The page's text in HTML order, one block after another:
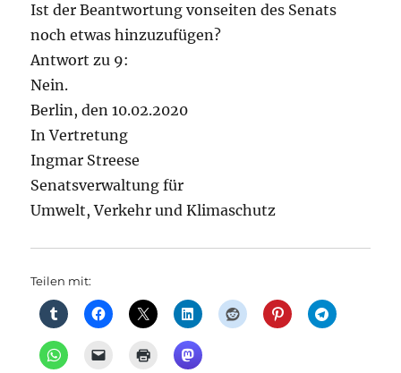
Ist der Beantwortung vonseiten des Senats
noch etwas hinzuzufügen?
Antwort zu 9:
Nein.
Berlin, den 10.02.2020
In Vertretung
Ingmar Streese
Senatsverwaltung für
Umwelt, Verkehr und Klimaschutz
Teilen mit: